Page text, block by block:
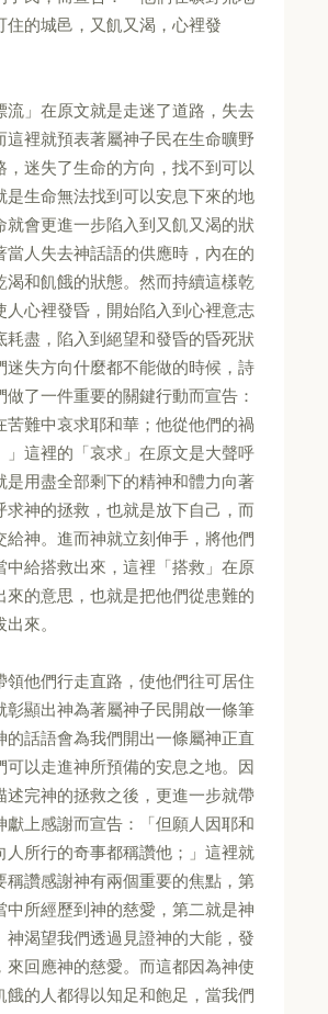
住的城邑，又飢又渴，心裡發
流」在原文就是走迷了道路，失去
這裡就預表著屬神子民在生命曠野
，迷失了生命的方向，找不到可以
是生命無法找到可以安息下來的地
就會更進一步陷入到又飢又渴的狀
當人失去神話語的供應時，內在的
渴和飢餓的狀態。然而持續這樣乾
人心裡發昏，開始陷入到心裡意志
耗盡，陷入到絕望和發昏的昏死狀
迷失方向什麼都不能做的時候，詩
了一件重要的關鍵行動而宣告：
苦難中哀求耶和華；他從他們的禍
」這裡的「哀求」在原文是大聲呼
是用盡全部剩下的精神和體力向著
求神的拯救，也就是放下自己，而
給神。進而神就立刻伸手，將他們
中給搭救出來，這裡「搭救」在原
來的意思，也就是把他們從患難的
來。
領他們行走直路，使他們往可居住
彰顯出神為著屬神子民開啟一條筆
的話語會為我們開出一條屬神正直
可以走進神所預備的安息之地。因
述完神的拯救之後，更進一步就帶
獻上感謝而宣告：「但願人因耶和
人所行的奇事都稱讚他；」這裡就
稱讚感謝神有兩個重要的焦點，第
中所經歷到神的慈愛，第二就是神
神渴望我們透過見證神的大能，發
來回應神的慈愛。而這都因為神使
餓的人都得以知足和飽足，當我們